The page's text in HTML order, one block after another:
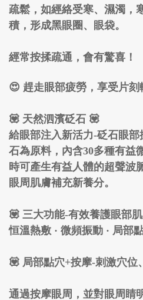
疏鬆，如經絡受寒、濕濁，
積，形成黑眼圈、眼袋。
經常按揉疏通，會有驚喜！
😍 趕走眼部疲勞，享受片刻
💟 天然泗濱砭石 💟
給眼部注入新活力-砭石眼
石為原料，內含30多種有益
時可產生有益人體的超聲波
眼周肌膚補充新養分。
💟 三大功能-有效養護眼部
恒溫熱敷 · 微頻振動 · 局部
💟 局部點穴+按摩-刺激穴位
通過按摩眼周，並對眼周睛